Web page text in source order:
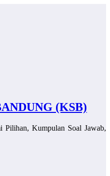
(KSB)
Kumpulan Soal Jawab,